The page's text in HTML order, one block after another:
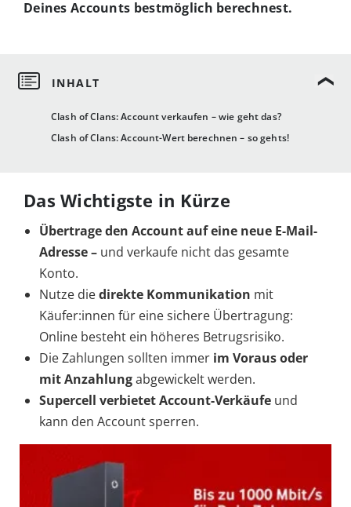
Clash of Clans: Account verkaufen – wie geht das?
Clash of Clans: Account-Wert berechnen – so gehts!
Deines Accounts bestmöglich berechnest.
Das Wichtigste in Kürze
Übertrage den Account auf eine neue E-Mail-
Adresse– und verkaufe nicht das gesamte
Konto.
Nutze diedirekte Kommunikation mit
Käufer:innen für eine sichere Übertragung:
Online besteht ein höheres Betrugsrisiko.
Die Zahlungen sollten immer im Voraus oder
mit Anzahlungabgewickelt werden.
Supercell verbietet Account-Verkäufe und
kann den Account sperren.